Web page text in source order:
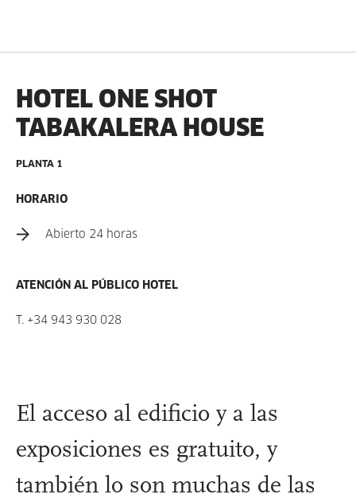
HOTEL ONE SHOT
TABAKALERA HOUSE
PLANTA 1
HORARIO
Abierto 24 horas
ATENCIÓN AL PÚBLICO HOTEL
T. +34 943 930 028
El acceso al edificio y a las
exposiciones es gratuito, y
también lo son muchas de las